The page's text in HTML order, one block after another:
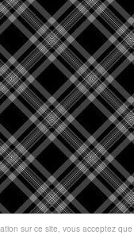
sur ce site, vous acceptez